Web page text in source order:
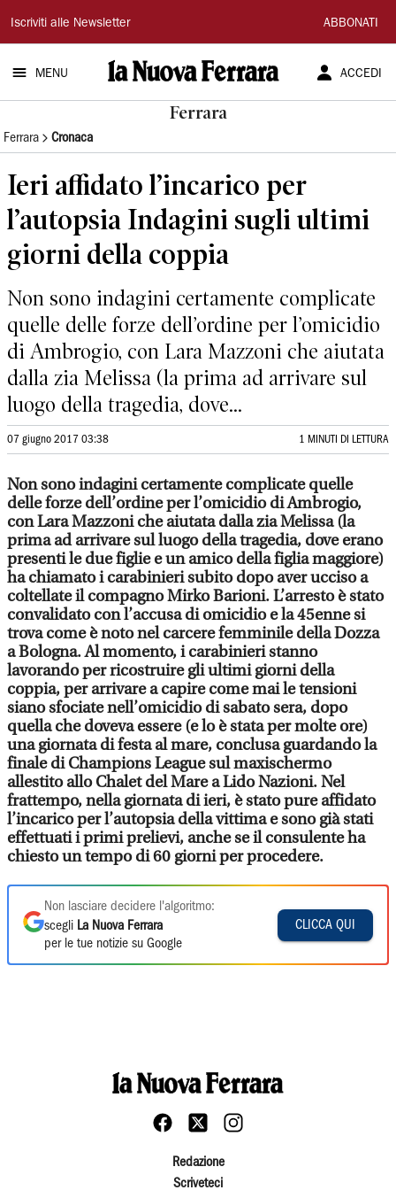
La
Nuova
Ferrara
Iscriviti alle Newsletter ABBONATI
MENU ACCEDI
Ferrara
Ferrara Cronaca
Ieri affidato l’incarico per
l’autopsia Indagini sugli ultimi
giorni della coppia
Non sono indagini certamente complicate
quelle delle forze dell’ordine per l’omicidio
di Ambrogio, con Lara Mazzoni che aiutata
dalla zia Melissa (la prima ad arrivare sul
luogo della tragedia, dove...
07 giugno 2017 03:38 1 MINUTI DI LETTURA
Non sono indagini certamente complicate quelle
delle forze dell’ordine per l’omicidio di Ambrogio,
con Lara Mazzoni che aiutata dalla zia Melissa (la
prima ad arrivare sul luogo della tragedia, dove erano
presenti le due figlie e un amico della figlia maggiore)
ha chiamato i carabinieri subito dopo aver ucciso a
coltellate il compagno Mirko Barioni. L’arresto è stato
convalidato con l’accusa di omicidio e la 45enne si
trova come è noto nel carcere femminile della Dozza
a Bologna. Al momento, i carabinieri stanno
lavorando per ricostruire gli ultimi giorni della
coppia, per arrivare a capire come mai le tensioni
siano sfociate nell’omicidio di sabato sera, dopo
quella che doveva essere (e lo è stata per molte ore)
una giornata di festa al mare, conclusa guardando la
finale di Champions League sul maxischermo
allestito allo Chalet del Mare a Lido Nazioni. Nel
frattempo, nella giornata di ieri, è stato pure affidato
l’incarico per l’autopsia della vittima e sono già stati
effettuati i primi prelievi, anche se il consulente ha
chiesto un tempo di 60 giorni per procedere.
Non lasciare decidere l'algoritmo:
scegli La Nuova Ferrara
per le tue notizie su Google
CLICCA QUI
Redazione
Scriveteci